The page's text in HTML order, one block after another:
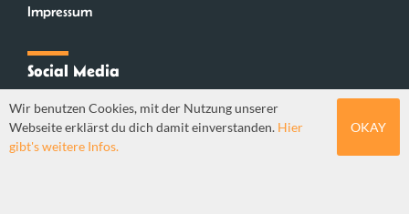
Impressum
Social Media
Mastodon
Wir benutzen Cookies, mit der Nutzung unserer
Webseite erklärst du dich damit einverstanden. Hier
gibt's weitere Infos.
OKAY